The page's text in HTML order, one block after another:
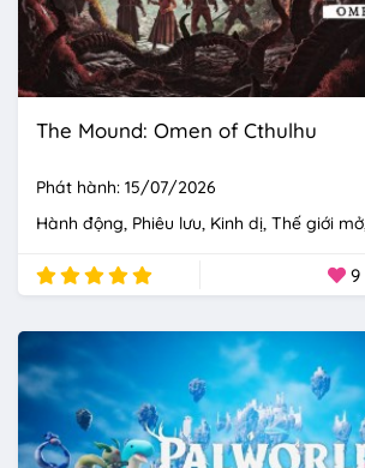
The Mound: Omen of Cthulhu
Phát hành: 15/07/2026
Hành động Phiêu lưu Kinh dị Thế giới mở
9